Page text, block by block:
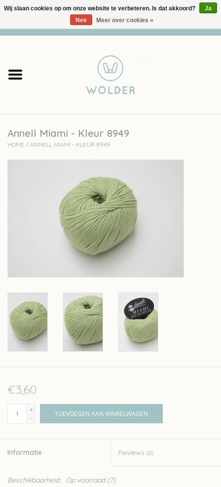
Garens
Accessoires
workshops
Annell Miami - Kleur 8949
HOME / ANNELL MIAMI - KLEUR 8949
€3,60
+
-
TOEVOEGEN AAN WINKELWAGEN
Informatie Reviews (0)
Beschikbaarheid: Op voorraad(7)
Wij slaan cookies op om onze website te verbeteren. Is dat akkoord?
Ja
Nee
Meer over cookies »